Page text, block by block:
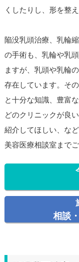
くしたりし、形を整
陥没乳頭治療、乳輪
の手術も、乳輪や乳
ますが、乳頭や乳輪
存在しています。そ
と十分な知識、豊富
どのクリニックが良
紹介してほしい、な
美容医療相談室まで
相談